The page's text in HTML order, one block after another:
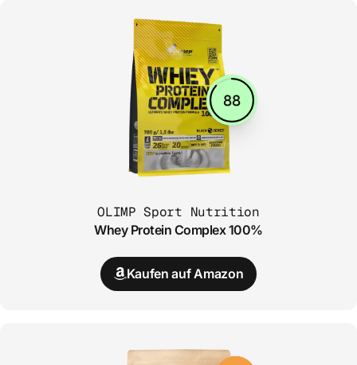
88
OLIMP Sport Nutrition
Whey Protein Complex 100%
Kaufen auf Amazon